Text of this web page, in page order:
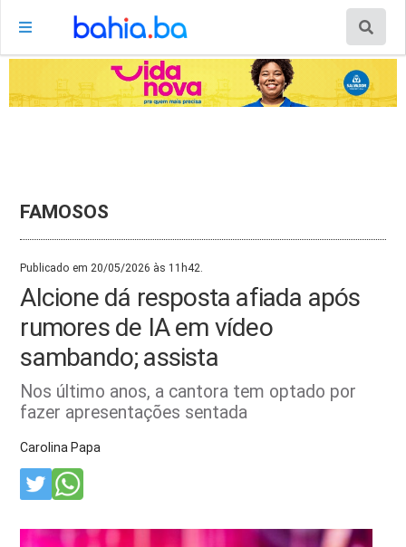
FAMOSOS
Publicado em 20/05/2026 às 11h42.
Alcione dá resposta afiada após
rumores de IA em vídeo
sambando; assista
Nos último anos, a cantora tem optado por
fazer apresentações sentada
Carolina Papa